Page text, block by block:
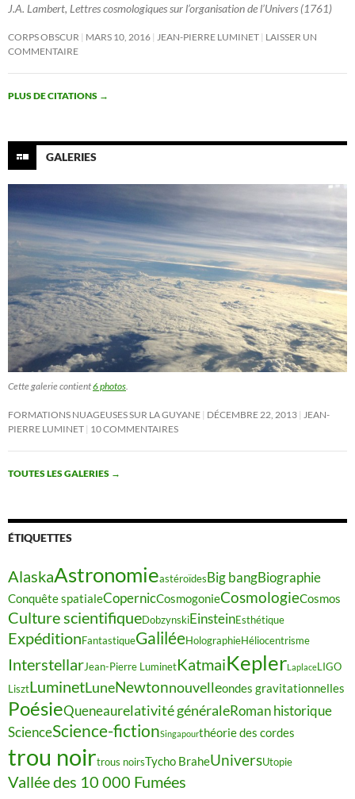
J.A. Lambert, Lettres cosmologiques sur l’organisation de l’Univers (1761)
CORPS OBSCUR MARS 10, 2016 JEAN-PIERRE LUMINET LAISSER UN
COMMENTAIRE
PLUS DE CITATIONS →
GALERIES
Cette galerie contient6 photos
FORMATIONS NUAGEUSES SUR LA GUYANE DÉCEMBRE 22, 2013
JEAN-
PIERRE LUMINET 10 COMMENTAIRES
TOUTES LES GALERIES →
ÉTIQUETTES
AlaskaAstronomieastéroïdesBig bangBiographie
Conquête spatialeCopernicCosmogonieCosmologieCosmos
Culture scientifiqueDobzynskiEinsteinEsthétique
ExpéditionFantastiqueGaliléeHolographieHéliocentrisme
InterstellarJean-Pierre LuminetKatmaiKeplerLaplaceLIGO
LisztLuminetLuneNewtonnouvelleondes gravitationnelles
PoésieQueneaurelativité généraleRoman historique
ScienceScience-fictionSingapourthéorie des cordes
trou noirtrous noirsTycho BraheUniversUtopie
Vallée des 10 000 Fumées